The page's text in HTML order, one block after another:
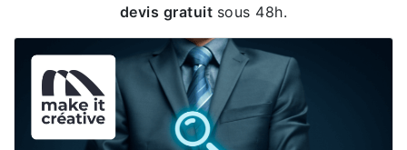
devis gratuit sous 48h.